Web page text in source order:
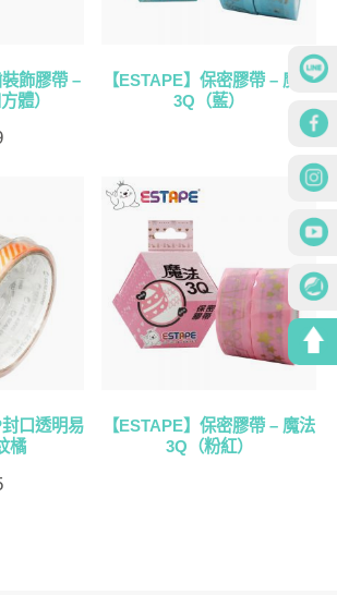
裝飾膠帶 –
體）
【ESTAPE】保密膠帶 – 魔法
3Q（藍）
封口透明易
橘
【ESTAPE】保密膠帶 – 魔法
3Q（粉紅）